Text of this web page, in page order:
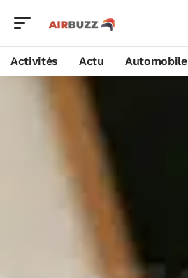
Activités Actu Automobile